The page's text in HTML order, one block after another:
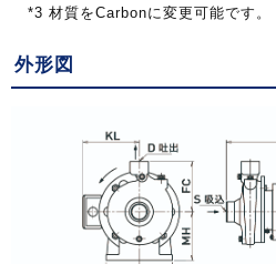
*3 材質をCarbonに変更可能です。
外形図